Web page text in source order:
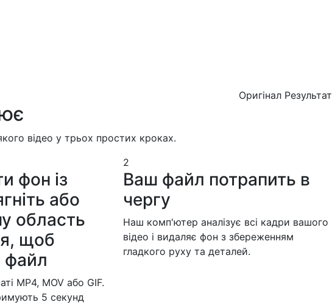
Оригінал Результат
відео у трьох простих кроках.
фон із
або
область
щоб
файл
MP4, MOV або GIF.
5 секунд
2
Ваш файл потрапить в
чергу
Наш комп'ютер аналізує всі кадри вашого
відео і видаляє фон з збереженням
гладкого руху та деталей.